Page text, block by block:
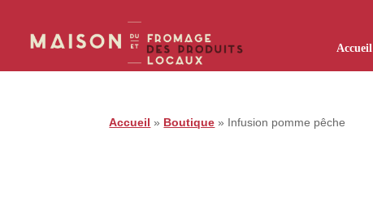
Accueil
Accueil » Boutique » Infusion pomme pêche